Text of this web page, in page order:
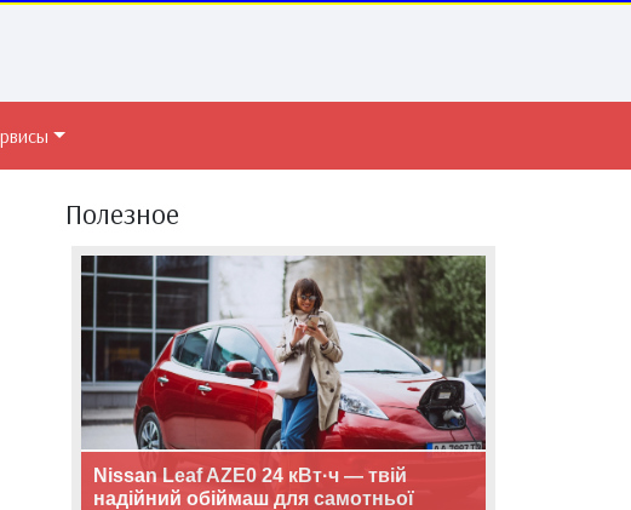
Полезное
Nissan Leaf AZE0 24 кВт·ч — твій
надійний обіймаш для самотньої